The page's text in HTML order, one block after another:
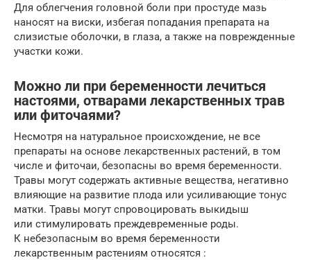
Для облегчения головной боли при простуде мазь
наносят на виски, избегая попадания препарата на
слизистые оболочки, в глаза, а также на поврежденные
участки кожи.
Можно ли при беременности лечиться
настоями, отварами лекарственных трав
или фиточаями?
Несмотря на натуральное происхождение, не все
препараты на основе лекарственных растений, в том
числе и фиточаи, безопасны во время беременности.
Травы могут содержать активные вещества, негативно
влияющие на развитие плода или усиливающие тонус
матки. Травы могут спровоцировать выкидыш
или стимулировать преждевременные роды.
К небезопасным во время беременности
лекарственным растениям относятся :